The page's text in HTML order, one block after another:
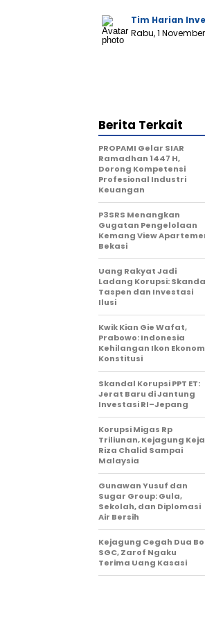
Tim Harian
Rabu, 1
Berita Terkait
PROPAMI Gelar SIAR
Ramadhan 1447 H,
Dorong Kompetensi
Profesional Industri
Keuangan
P3SRS Menangkan
Gugatan Pengelolaan
Kemang View
Bekasi
Uang Rakyat Jadi
Ladang Korupsi:
Taspen dan Investasi
Ilusi
Kwik Kian Gie Wafat,
Prabowo: Indonesia
Kehilangan Ikon
Konstitusi
Skandal Korupsi PPT ET:
Jerat Baru di Jantung
Investasi RI–Jepang
Korupsi Migas Rp
Triliunan, Kejagung
Riza Chalid Sampai
Malaysia
Gunawan Yusuf dan
Sugar Group: Gula,
Sekolah, dan Diplomasi
Air Bersih
Kejagung Cegah Dua
SGC, Zarof Ngaku
Terima Uang Kasasi